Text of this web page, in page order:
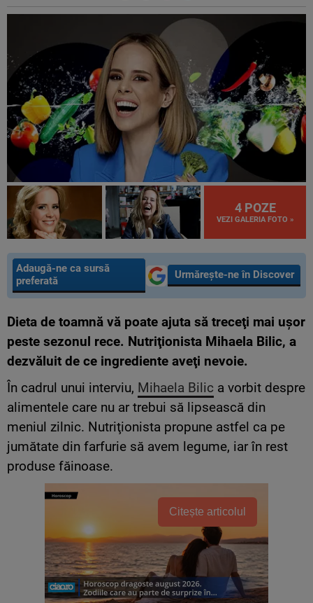
4 POZE
VEZI GALERIA FOTO »
Adaugă-ne ca sursă
preferată
Urmărește-ne în Discover
Dieta de toamnă vă poate ajuta să treceţi mai uşor
peste sezonul rece. Nutriţionista Mihaela Bilic, a
dezvăluit de ce ingrediente aveţi nevoie.
În cadrul unui interviu, Mihaela Bilic a vorbit despre
alimentele care nu ar trebui să lipsească din
meniul zilnic. Nutriţionista propune astfel ca pe
jumătate din farfurie să avem legume, iar în rest
produse făinoase.
Citește articolul